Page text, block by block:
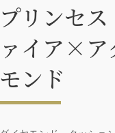
プリンセ
ァイア×
モンド